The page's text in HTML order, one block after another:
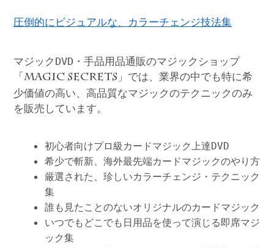
圧倒的にビジュアルな、カラーチェンジ技法集
マジックDVD・手品用品通販のマジックショップ
「 MAGIC SECRETS 」では、業界の中でも特に希
少価値の高い、高品質なマジックのテクニックのみ
を販売しています。
初心者向けプロ級カードマジック上達DVD
希少で斬新、海外最先端カードマジックのやり方
厳選された、珍しいカラーチェンジ・テクニック
集
誰も見たことのないオリジナルのカードマジック
いつでもどこでも日用品を使って演じる即席マジ
ック集